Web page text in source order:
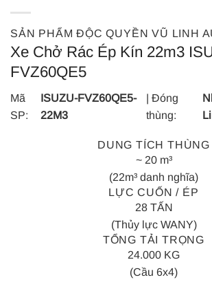
SẢN PHẨM ĐỘC QUYỀN VŨ LINH
Xe Chở Rác Ép Kín 22m3
FVZ60QE5
Mã
SP:
ISUZU-FVZ60QE5-
22M3
| Đóng
thùng:
DUNG TÍCH THÙNG
~ 20 m³
(22m³ danh nghĩa)
LỰC CUỐN / ÉP
28 TẤN
(Thủy lực WANY)
TỔNG TẢI TRỌNG
24.000 KG
(Cầu 6x4)